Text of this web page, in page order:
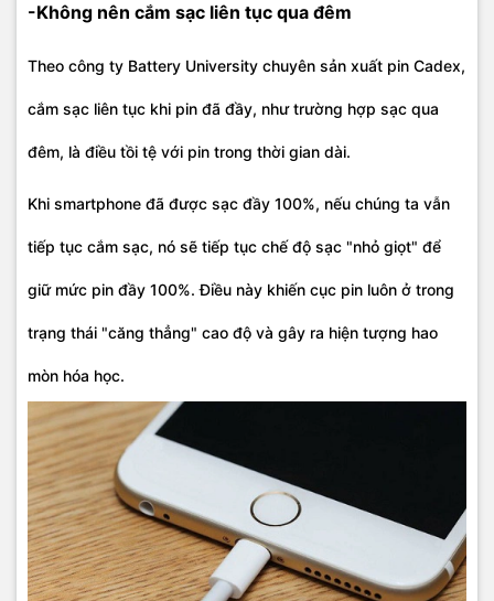
-Không nên cắm sạc liên tục qua đêm
Theo công ty Battery University chuyên sản xuất pin Cadex,
cắm sạc liên tục khi pin đã đầy, như trường hợp sạc qua
đêm, là điều tồi tệ với pin trong thời gian dài.
Khi smartphone đã được sạc đầy 100%, nếu chúng ta vẫn
tiếp tục cắm sạc, nó sẽ tiếp tục chế độ sạc "nhỏ giọt" để
giữ mức pin đầy 100%. Điều này khiến cục pin luôn ở trong
trạng thái "căng thẳng" cao độ và gây ra hiện tượng hao
mòn hóa học.